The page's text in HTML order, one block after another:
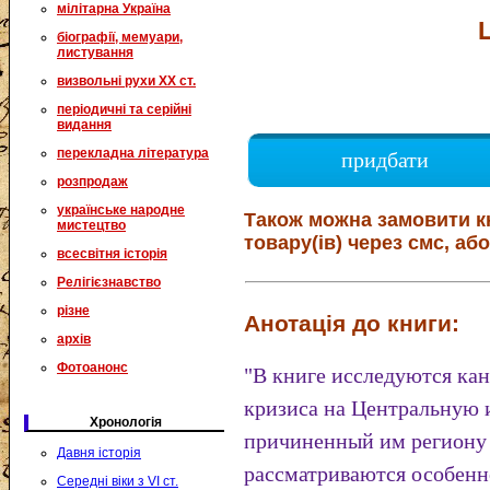
мілітарна Україна
біографії, мемуари,
листування
визвольні рухи XX ст.
періодичні та серійні
видання
перекладна література
розпродаж
українське народне
мистецтво
всесвітня історія
Релігієзнавство
різне
архів
Фотоанонс
Хронологія
Давня історія
Середні віки з VI ст.
придбати
Також можна замовити
товару(ів) через смс,
Анотація до книги:
"В книге исследуются
кризиса на
причиненный им
рассматриваются